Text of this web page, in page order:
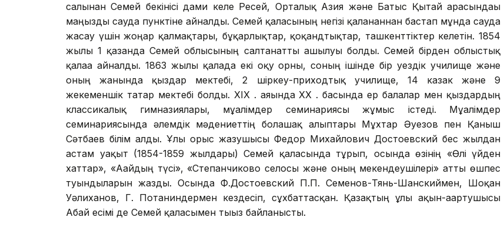
салынған Семей бекінісі дами келе Ресей, Орталық Азия және Батыс Қытай арасындағы
маңызды сауда пунктіне айналды. Семей қаласының негізі қаланғаннан бастап мұнда сауда
жасау үшін жоңғар қалмақтары, бұқарлықтар, қоқандтықтар, ташкенттіктер келетін. 1854
жылғы 1 қазанда Семей облысының салтанатты ашылуы болды. Семей бірден облыстық
қалаға айналды. 1863 жылы қалада екі оқу орны, соның ішінде бір уездік училище және
оның жанында қыздар мектебі, 2 шіркеу-приходтық училище, 14 казак және 9
жекеменшік татар мектебі болды. XIX ғ. аяғында XX ғ. басында ер балалар мен қыздардың
классикалық гимназиялары, мұғалімдер семинариясы жұмыс істеді. Мұғалімдер
семинариясында әлемдік мәдениеттің болашақ алыптары Мұхтар Әуезов пен Қаныш
Сәтбаев білім алды. Ұлы орыс жазушысы Федор Михайлович Достоевский бес жылдан
астам уақыт (1854-1859 жылдары) Семей қаласында тұрып, осында өзінің «Өлі үйден
хаттар», «Ағайдың түсі», «Степанчиково селосы және оның мекендеушілері» атты өшпес
туындыларын жазды. Осында Ф.Достоевский П.П. Семенов-Тянь-Шанскиймен, Шоқан
Уәлиханов, Г. Потаниндермен кездесіп, сұхбаттасқан. Қазақтың ұлы ақын-ағартушысы
Абай есімі де Семей қаласымен тығыз байланысты.